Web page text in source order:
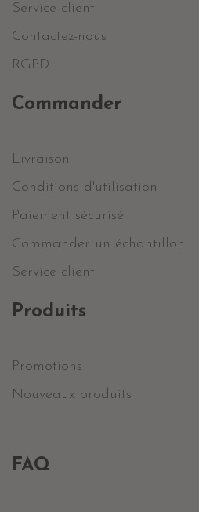
Service client
Contactez-nous
RGPD
Commander
Livraison
Conditions d'utilisation
Paiement sécurisé
Commander un échantillon
Service client
Produits
Promotions
Nouveaux produits
FAQ